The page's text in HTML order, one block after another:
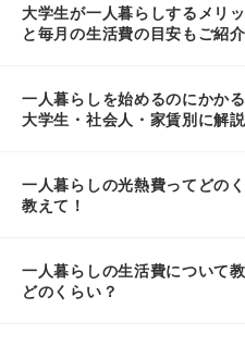
大学生が一人暮らしするメリ
と毎月の生活費の目安もご紹介
一人暮らしを始めるのにかか
大学生・社会人・家賃別に解説
一人暮らしの光熱費ってどの
教えて！
一人暮らしの生活費について
どのくらい？